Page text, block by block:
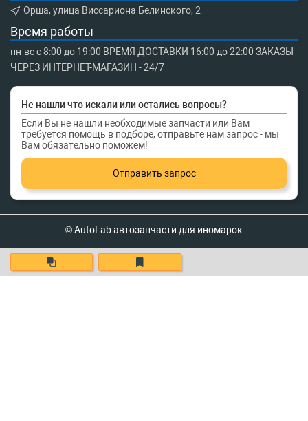
Орша, улица Виссариона Белинского, 2
Время работы
пн-вс с 8:00 до 19:00 ВРЕМЯ ДОСТАВКИ 16:00 до 22:00 ЗАКАЗЫ
ЧЕРЕЗ ИНТЕРНЕТ-МАГАЗИН - 24/7
Не нашли что искали или остались вопросы?
Если Вы не нашли необходимые запчасти или Вам
требуется помощь в подборе, отправьте нам запрос - мы
Вам обязательно поможем!
Отправить запрос
© AutoLab автозапчасти для иномарок